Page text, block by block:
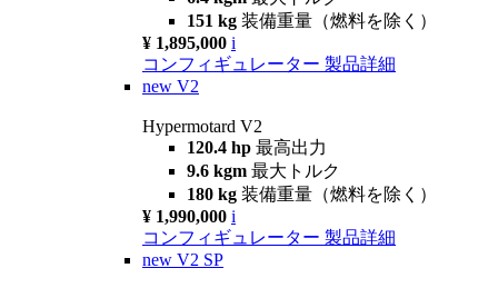
151 kg 装備重量（燃料を除く）
¥ 1,895,000 i
コンフィギュレーター 製品詳細
new V2
Hypermotard V2
120.4 hp 最高出力
9.6 kgm 最大トルク
180 kg 装備重量（燃料を除く）
¥ 1,990,000 i
コンフィギュレーター 製品詳細
new V2 SP